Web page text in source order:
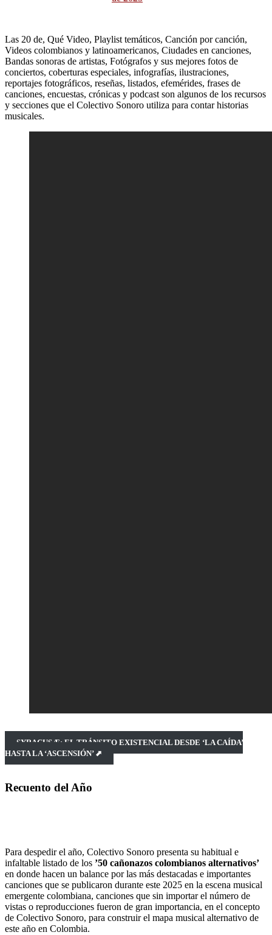
Las 20 de, Qué Video, Playlist temáticos, Canción por canción,
Videos colombianos y latinoamericanos, Ciudades en canciones,
Bandas sonoras de artistas, Fotógrafos y sus mejores fotos de
conciertos, coberturas especiales, infografías, ilustraciones,
reportajes fotográficos, reseñas, listados, efemérides, frases de
canciones, encuestas, crónicas y podcast son algunos de los recursos
y secciones que el Colectivo Sonoro utiliza para contar historias
musicales.
SYRACUSÆ: EL TRÁNSITO EXISTENCIAL DESDE ‘LA CAÍDA’
HASTA LA ‘ASCENSIÓN’ ⬈
Recuento del Año
Para despedir el año, Colectivo Sonoro presenta su habitual e
infaltable listado de los ’50 cañonazos colombianos alternativos’
en donde hacen un balance por las más destacadas e importantes
canciones que se publicaron durante este 2025 en la escena musical
emergente colombiana, canciones que sin importar el número de
vistas o reproducciones fueron de gran importancia, en el concepto
de Colectivo Sonoro, para construir el mapa musical alternativo de
este año en Colombia.